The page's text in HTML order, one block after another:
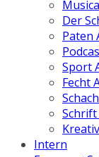
Der
Paten
Sport
Fecht
Schrift
Intern